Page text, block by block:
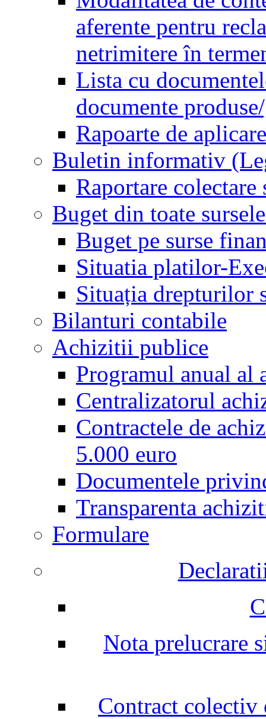
aferente pentru
netrimitere în
Lista cu
documente
Rapoarte de
Buletin informativ
Raportare colectare
Buget din toate
Buget pe surse
Situatia platilor-
Situația drepturilor
Bilanturi contabile
Achizitii publice
Programul anual
Centralizatorul
Contractele de
5.000 euro
Documentele
Transparenta
Formulare
Nota prelucrare
Contract colectiv